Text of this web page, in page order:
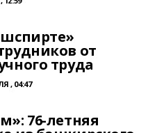
от
труда
, 04:47
76-летняя